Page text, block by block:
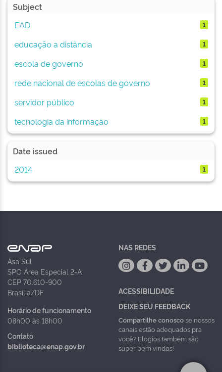
Subject
EAD
1
educação a distância 1
escola de governo 1
rede nacional de escolas de governo 1
servidor público 1
tecnologia da informação 1
Date issued
2014
1
Asa Sul
SPO Área Especial 2-A
CEP 70.610-900
Brasília/DF
Horário de funcionamento
08h00 às 18h00
Contato
biblioteca@enap.gov.br
NAS REDES
ACESSIBILIDADE
DEIXE SEU FEEDBACK
Compartilhe conoscose nossos
canais estão adequados pra
você? Elogios também são
super bem vindos!